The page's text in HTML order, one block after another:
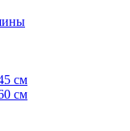
см
см